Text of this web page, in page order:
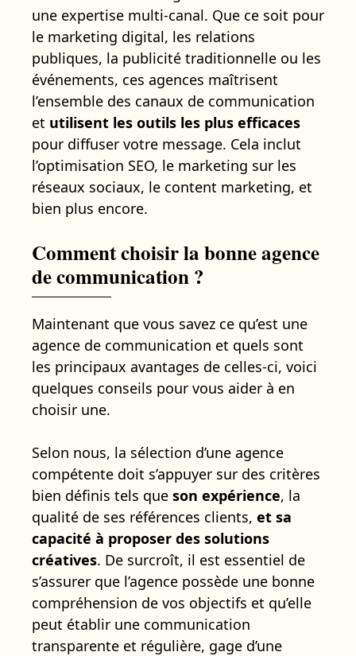
une expertise multi-canal. Que ce soit pour
le marketing digital, les relations
publiques, la publicité traditionnelle ou les
événements, ces agences maîtrisent
l’ensemble des canaux de communication
et utilisent les outils les plus efficaces
pour diffuser votre message. Cela inclut
l’optimisation SEO, le marketing sur les
réseaux sociaux, le content marketing, et
bien plus encore.
Comment choisir la bonne agence
de communication ?
Maintenant que vous savez ce qu’est une
agence de communication et quels sont
les principaux avantages de celles-ci, voici
quelques conseils pour vous aider à en
choisir une.
Selon nous, la sélection d’une agence
compétente doit s’appuyer sur des critères
bien définis tels que son expérience, la
qualité de ses références clients, et sa
capacité à proposer des solutions
créatives. De surcroît, il est essentiel de
s’assurer que l’agence possède une bonne
compréhension de vos objectifs et qu’elle
peut établir une communication
transparente et régulière, gage d’une